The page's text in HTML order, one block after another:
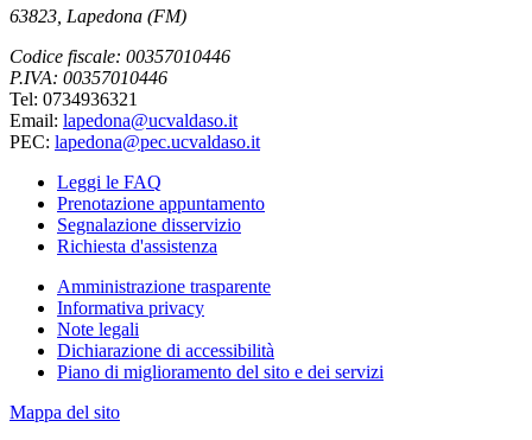
63823, Lapedona (FM)
Codice fiscale: 00357010446
P.IVA: 00357010446
Tel: 0734936321
Email: lapedona@ucvaldaso.it
PEC: lapedona@pec.ucvaldaso.it
Leggi le FAQ
Prenotazione appuntamento
Segnalazione disservizio
Richiesta d'assistenza
Amministrazione trasparente
Informativa privacy
Note legali
Dichiarazione di accessibilità
Piano di miglioramento del sito e dei servizi
Mappa del sito